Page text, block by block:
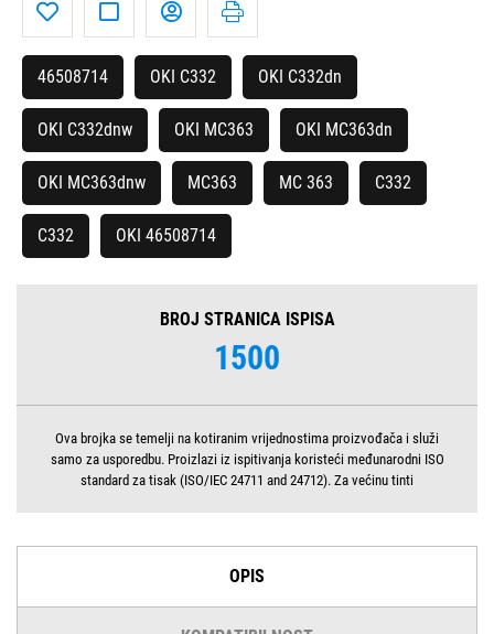
46508714 OKI C332 OKI C332dn
OKI C332dnw OKI MC363 OKI MC363dn
OKI MC363dnw MC363 MC 363 C332
C332 OKI 46508714
BROJ STRANICA ISPISA
1500
Ova brojka se temelji na kotiranim vrijednostima proizvođača i služi
samo za usporedbu. Proizlazi iz ispitivanja koristeći međunarodni ISO
standard za tisak (ISO/IEC 24711 and 24712). Za većinu tinti
OPIS